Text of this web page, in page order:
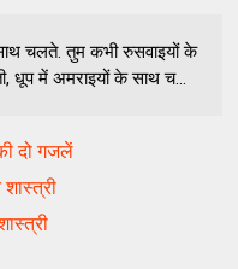
चलते. तुम कभी रुसवाइयों के
धूप में अमराइयों के साथ च...
दो गजलें